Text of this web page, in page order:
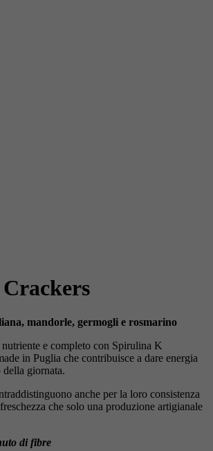
mandorle, germogli e rosmarino
nutriente e completo con Spirulina K
in Puglia che contribuisce a dare energia
della giornata.
anche per la loro consistenza
che solo una produzione artigianale
di fibre